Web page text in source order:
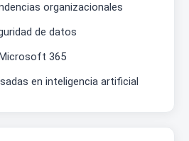
organizacionales
de datos
365
en inteligencia artificial